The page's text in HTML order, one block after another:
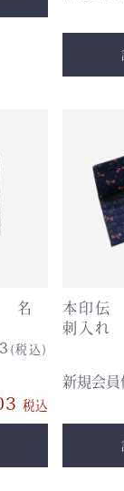
名
(税込)
本印伝
刺入れ
新規会